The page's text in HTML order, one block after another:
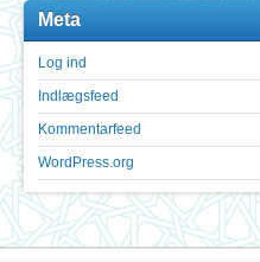
Meta
Log ind
Indlægsfeed
Kommentarfeed
WordPress.org